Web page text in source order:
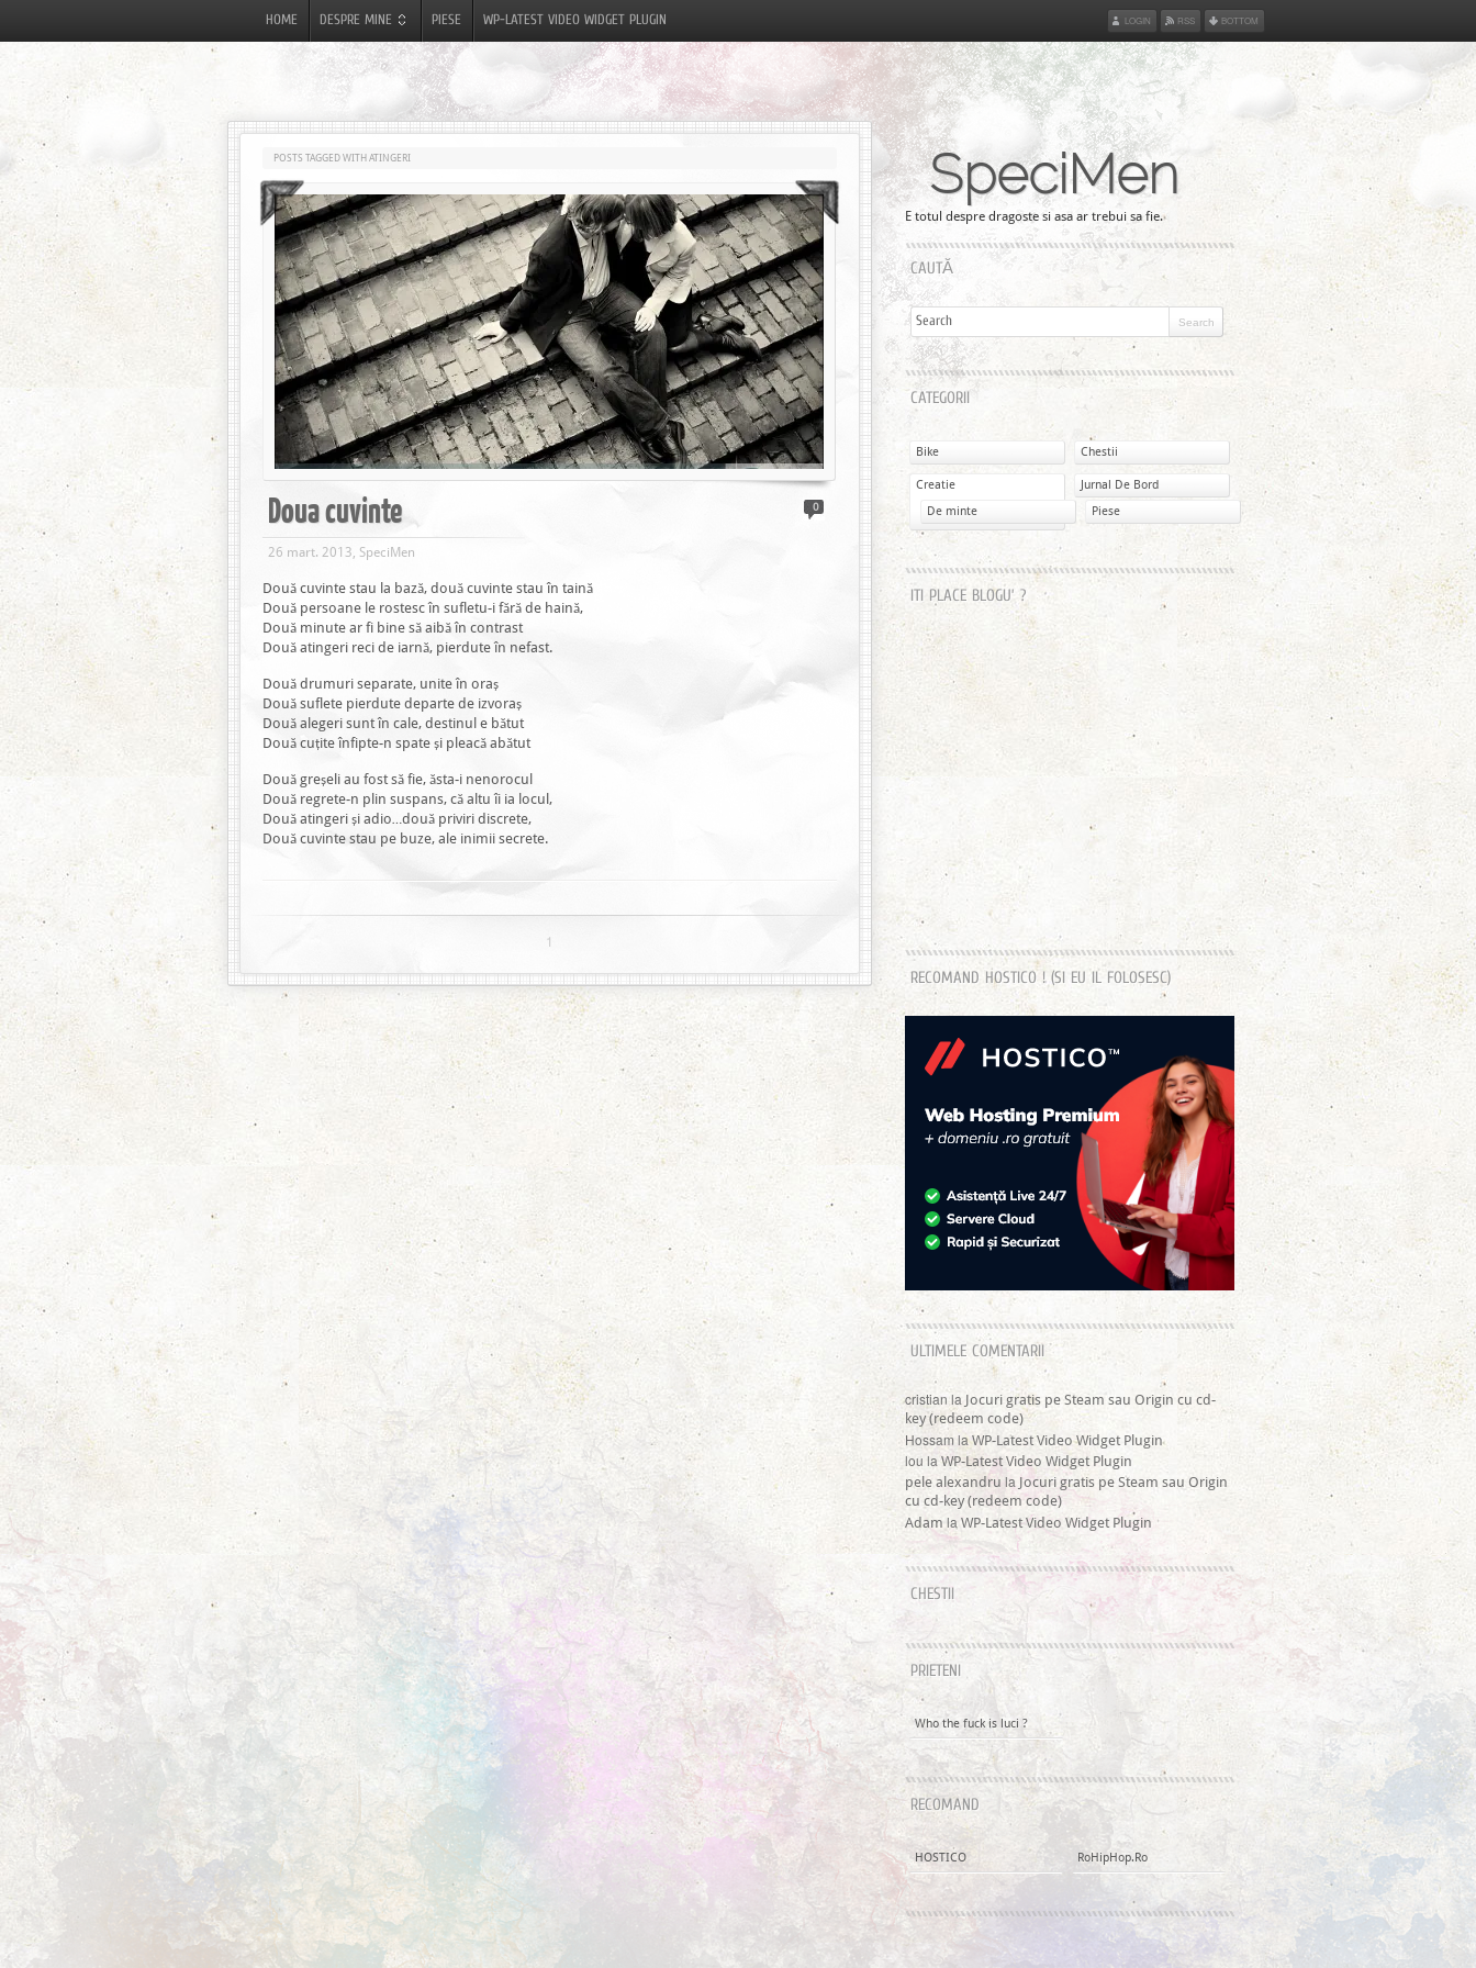
HOME DESPRE MINE PIESE WP-LATEST VIDEO WIDGET PLUGIN BOTTOM
RSS
LOGIN
POSTS TAGGED WITH ATINGERI
0
Doua cuvinte
26 mart. 2013, SpeciMen
Două cuvinte stau la bază, două cuvinte stau în taină
Două persoane le rostesc în sufletu-i fără de haină,
Două minute ar fi bine să aibă în contrast
Două atingeri reci de iarnă, pierdute în nefast.
Două drumuri separate, unite în oraș
Două suflete pierdute departe de izvoraș
Două alegeri sunt în cale, destinul e bătut
Două cuțite înfipte-n spate și pleacă abătut
Două greșeli au fost să fie, ăsta-i nenorocul
Două regrete-n plin suspans, că altu îi ia locul,
Două atingeri și adio…două priviri discrete,
Două cuvinte stau pe buze, ale inimii secrete.
1
SpeciMen
E totul despre dragoste si asa ar trebui sa fie.
CAUTĂ
CATEGORII
Bike Chestii
Creatie
De minte
Piese
Jurnal De Bord
ITI PLACE BLOGU’ ?
RECOMAND HOSTICO ! (SI EU IL FOLOSESC)
ULTIMELE COMENTARII
cristian la Jocuri gratis pe Steam sau Origin cu cd-
key (redeem code)
HossamlaWP-Latest Video Widget Plugin
lou la WP-Latest Video Widget Plugin
pele alexandru la Jocuri gratis pe Steam sau Origin
cu cd-key (redeem code)
Adam la WP-Latest Video Widget Plugin
CHESTII
PRIETENI
Who the fuck is luci ?
RECOMAND
HOSTICO RoHipHop.Ro